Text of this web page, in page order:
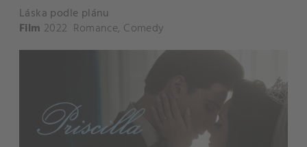
Láska podle plánu
Film 2022 Romance, Comedy